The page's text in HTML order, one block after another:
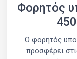
Φορητός
Ο φορητός
προσφέρει